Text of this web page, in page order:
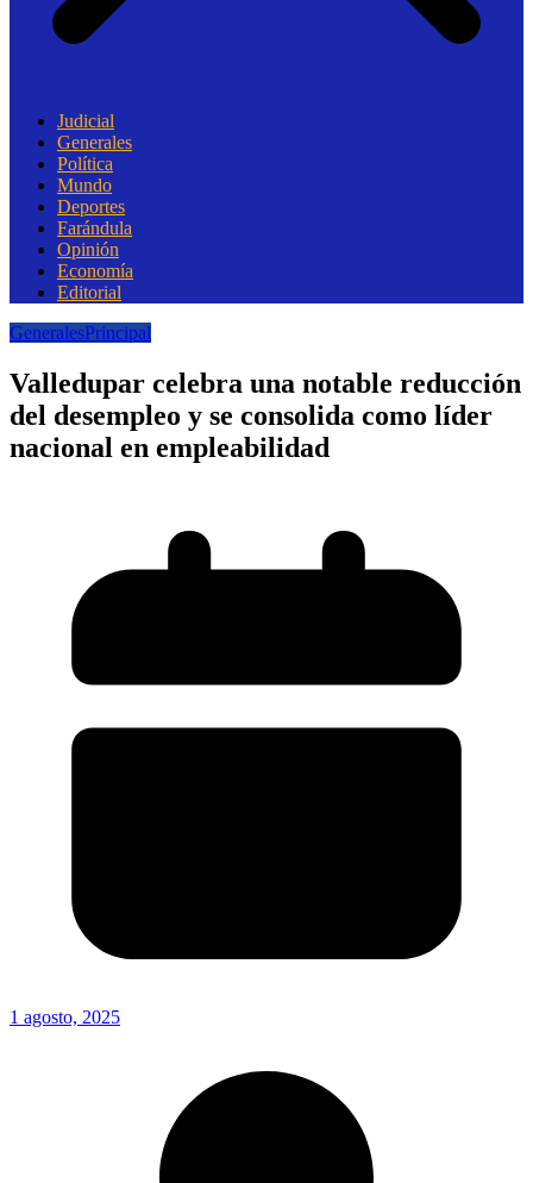
Judicial
Generales
Política
Mundo
Deportes
Farándula
Opinión
Economía
Editorial
GeneralesPrincipal
Valledupar celebra una notable reducción
del desempleo y se consolida como líder
nacional en empleabilidad
1 agosto, 2025